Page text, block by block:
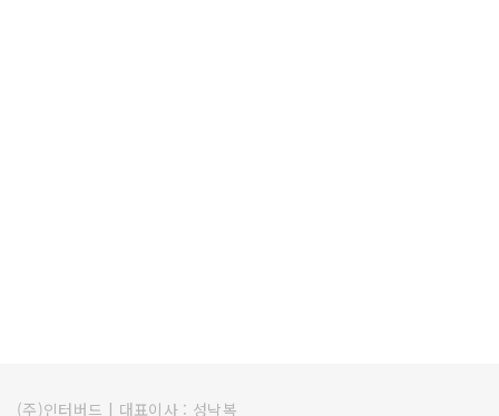
(주)인터버드 | 대표이사 : 성낙복